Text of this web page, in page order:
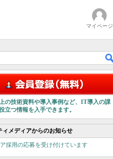
マイページ
の技術資料や導入事例など、IT導入の課
立つ情報を入手できます。
ィメディアからのお知らせ
採用の応募を受け付けています